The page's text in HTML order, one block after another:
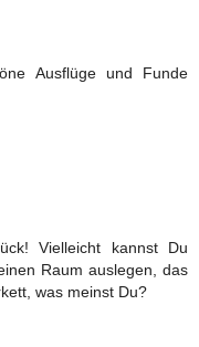
Ausflüge und Funde
Vielleicht kannst Du
Raum auslegen, das
was meinst Du?